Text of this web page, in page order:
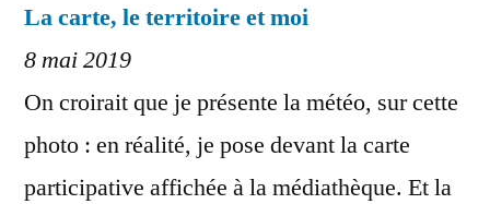
La carte, le territoire et moi
8 mai 2019
On croirait que je présente la météo, sur cette
photo : en réalité, je pose devant la carte
participative affichée à la médiathèque. Et la